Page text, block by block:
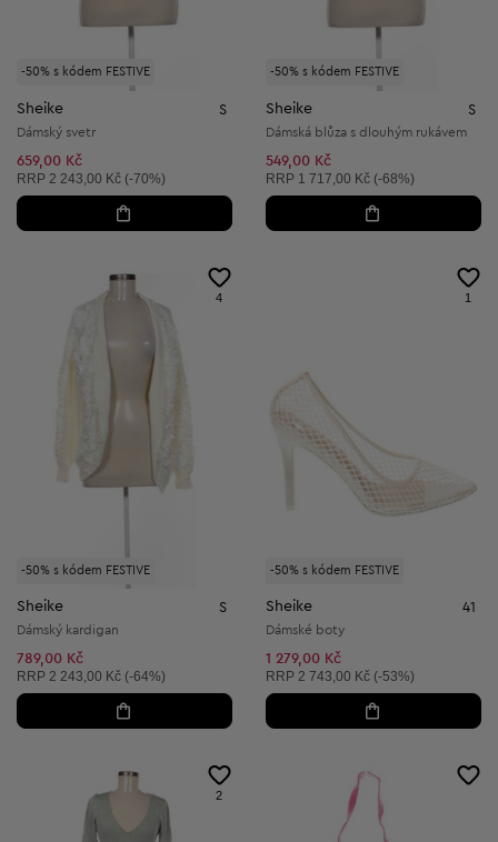
-50% s kódem FESTIVE
Sheike S
Dámský svetr
659,00 Kč
Doporučená cena:
RRP 2 243,00 Kč (-70%)
-50% s kódem FESTIVE
Sheike S
Dámská blůza s dlouhým rukávem
549,00 Kč
Doporučená cena:
RRP 1 717,00 Kč (-68%)
-50% s kódem FESTIVE
4
Sheike S
Dámský kardigan
789,00 Kč
Doporučená cena:
RRP 2 243,00 Kč (-64%)
-50% s kódem FESTIVE
1
Sheike 41
Dámské boty
1 279,00 Kč
Doporučená cena:
RRP 2 743,00 Kč (-53%)
2